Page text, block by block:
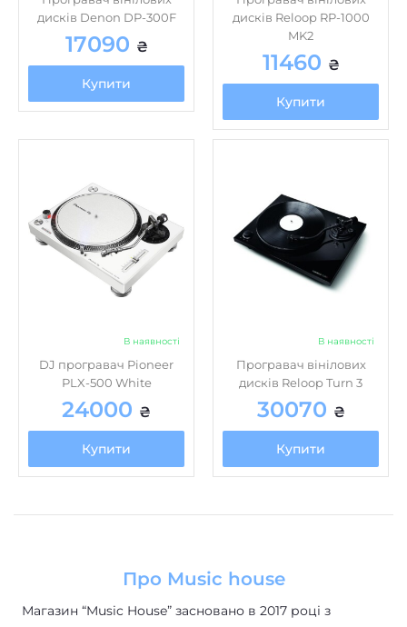
17090₴
Купити
MK2
11460
Купити
DJ програвач Pioneer
24000₴
Купити
Програвач вінілових
30070₴
Купити
Магазин “Music House” засновано в 2017 році з
метою створення унікального простору для